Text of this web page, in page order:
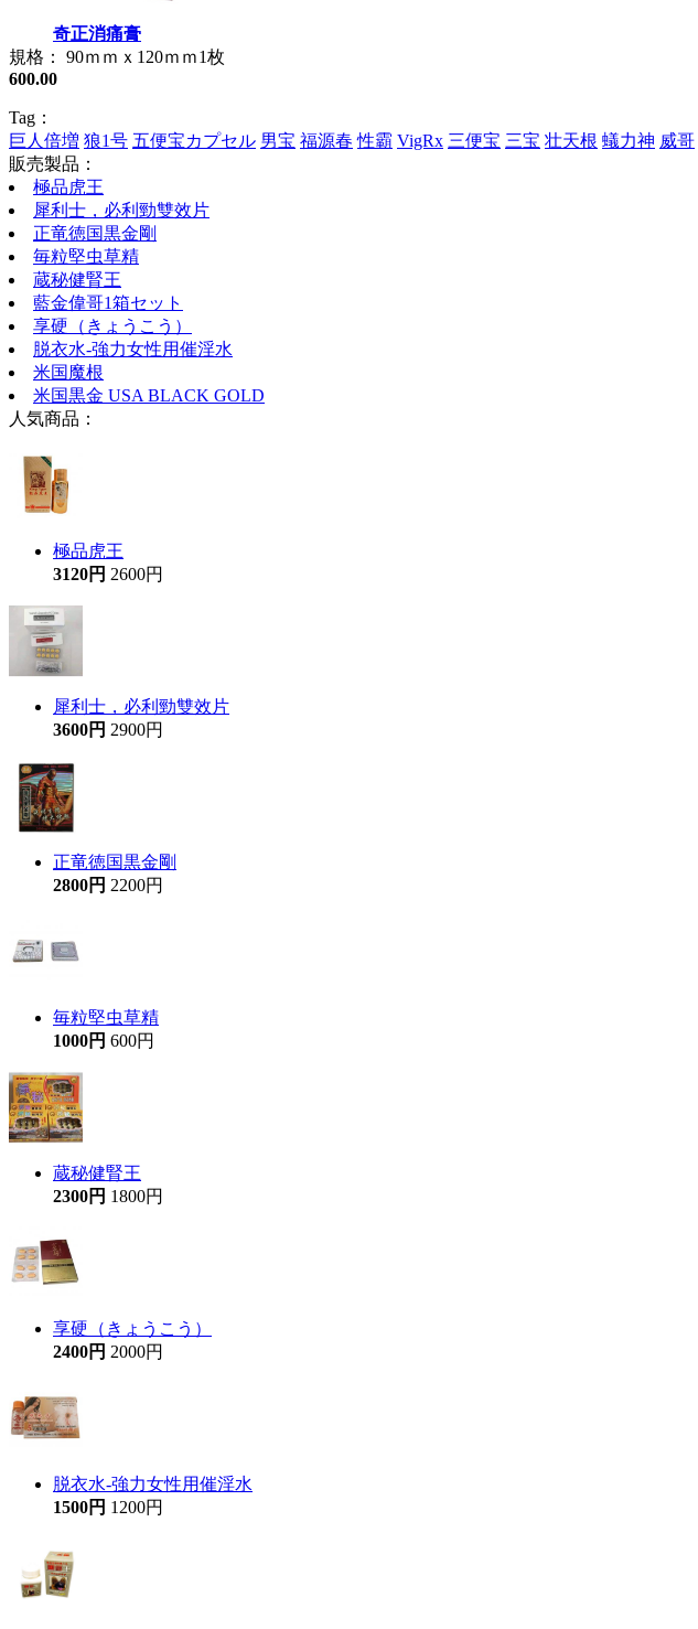
奇正消痛膏
規格： 90ｍｍｘ120ｍｍ1枚
600.00
Tag：
巨人倍増 狼1号 五便宝カプセル 男宝 福源春 性霸 VigRx 三便宝 三宝 壮天根 蟻力神 威哥
販売製品：
極品虎王
犀利士，必利勁雙效片
正竜徳国黒金剛
毎粒堅虫草精
蔵秘健腎王
藍金偉哥1箱セット
享硬（きょうこう）
脱衣水-強力女性用催淫水
米国魔根
米国黒金 USA BLACK GOLD
人気商品：
極品虎王
3120円 2600円
犀利士，必利勁雙效片
3600円 2900円
正竜徳国黒金剛
2800円 2200円
毎粒堅虫草精
1000円 600円
蔵秘健腎王
2300円 1800円
享硬（きょうこう）
2400円 2000円
脱衣水-強力女性用催淫水
1500円 1200円